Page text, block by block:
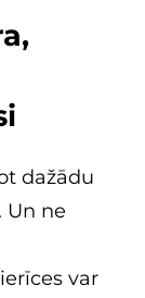
dažādu
Un ne
var